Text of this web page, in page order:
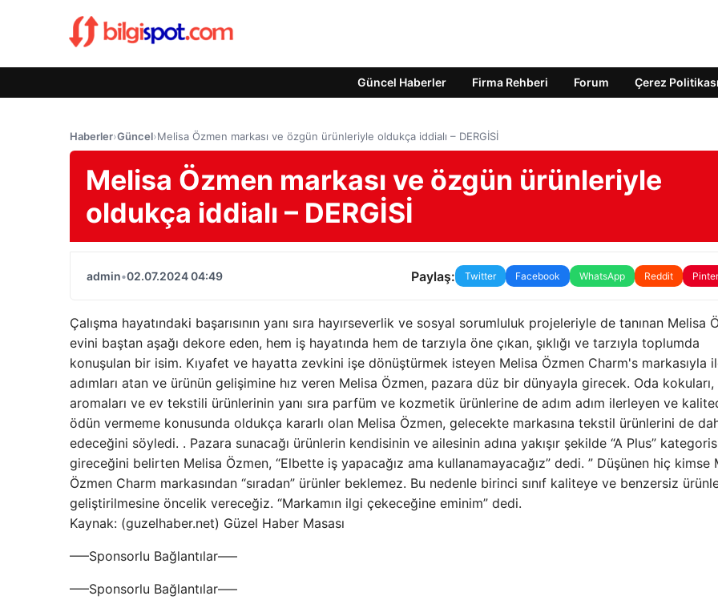
Güncel Haberler Firma Rehberi Forum Çerez Politikası
Haberler›Güncel›Melisa Özmen markası ve özgün ürünleriyle oldukça iddialı – DERGİSİ
Melisa Özmen markası ve özgün ürünleriyle
oldukça iddialı – DERGİSİ
admin•02.07.2024 04:49 Paylaş: Twitter Facebook WhatsApp Reddit
Çalışma hayatındaki başarısının yanı sıra hayırseverlik ve sosyal sorumluluk projeleriyle de tanınan Melisa
evini baştan aşağı dekore eden, hem iş hayatında hem de tarzıyla öne çıkan, şıklığı ve tarzıyla toplumda
konuşulan bir isim. Kıyafet ve hayatta zevkini işe dönüştürmek isteyen Melisa Özmen Charm's markasıyla
adımları atan ve ürünün gelişimine hız veren Melisa Özmen, pazara düz bir dünyayla girecek. Oda kokuları,
aromaları ve ev tekstili ürünlerinin yanı sıra parfüm ve kozmetik ürünlerine de adım adım ilerleyen ve
ödün vermeme konusunda oldukça kararlı olan Melisa Özmen, gelecekte markasına tekstil ürünlerini de
edeceğini söyledi. . Pazara sunacağı ürünlerin kendisinin ve ailesinin adına yakışır şekilde “A Plus”
gireceğini belirten Melisa Özmen, “Elbette iş yapacağız ama kullanamayacağız” dedi. ” Düşünen hiç kimse
Özmen Charm markasından “sıradan” ürünler beklemez. Bu nedenle birinci sınıf kaliteye ve benzersiz
geliştirilmesine öncelik vereceğiz. “Markamın ilgi çekeceğine eminim” dedi.
Kaynak: (guzelhaber.net) Güzel Haber Masası
—–Sponsorlu Bağlantılar—–
—–Sponsorlu Bağlantılar—–